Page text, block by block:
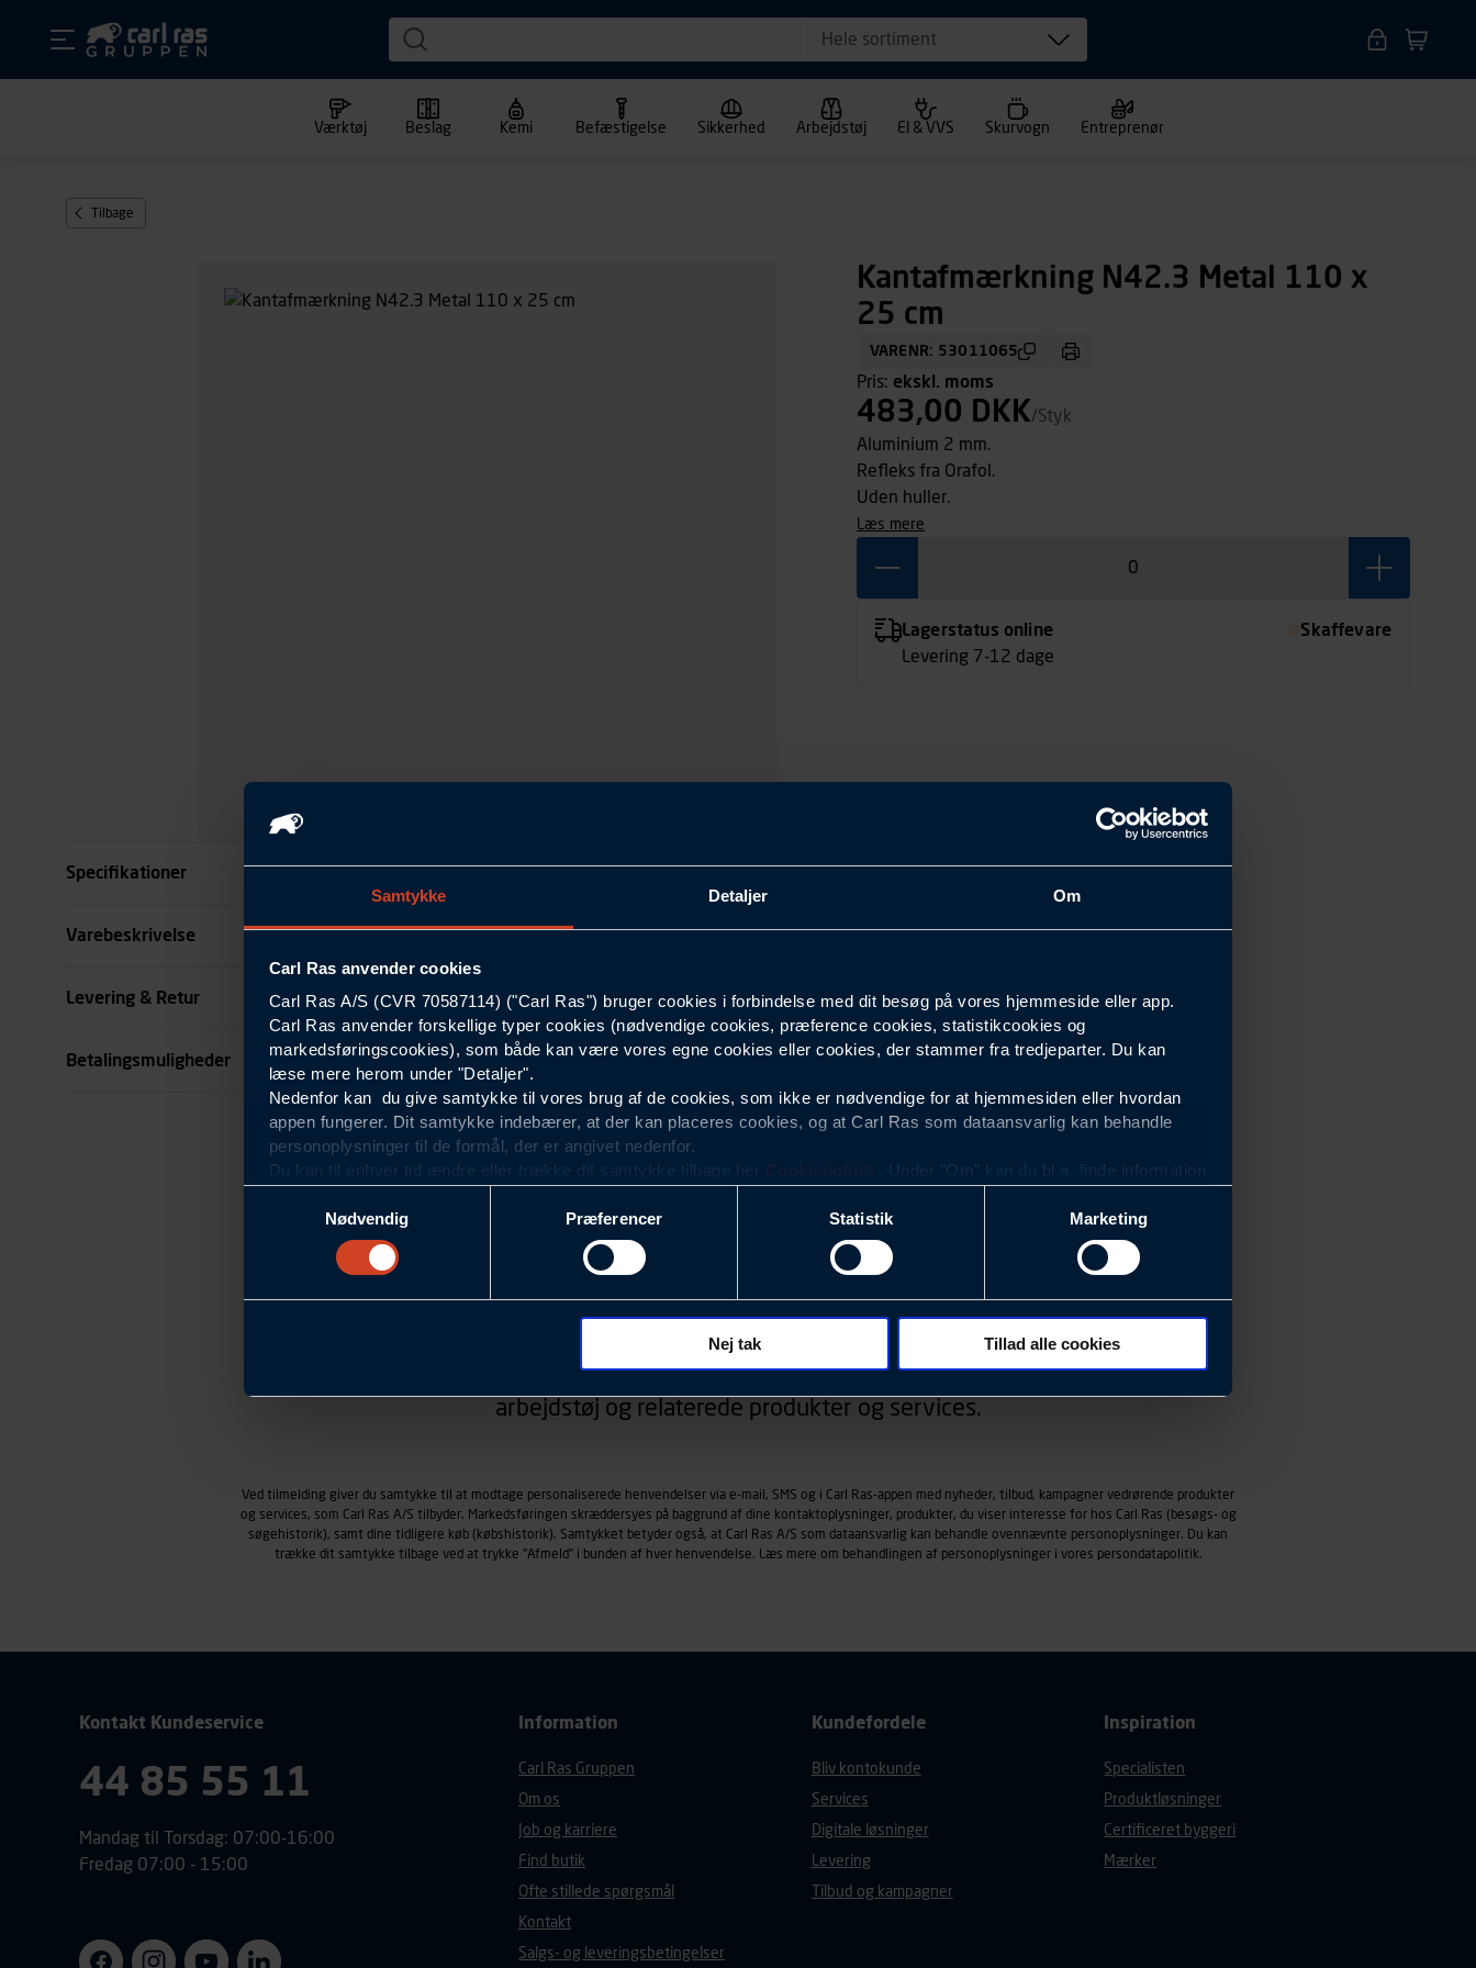
Samtykke Detaljer Om
Carl Ras anvender cookies
Carl Ras A/S (CVR 70587114) ("Carl Ras") bruger cookies i forbindelse med dit besøg på vores hjemmeside eller app.
Carl Ras anvender forskellige typer cookies (nødvendige cookies, præference cookies, statistikcookies og
markedsføringscookies), som både kan være vores egne cookies eller cookies, der stammer fra tredjeparter. Du kan
læse mere herom under "Detaljer".
Nedenfor kan du give samtykke til vores brug af de cookies, som ikke er nødvendige for at hjemmesiden eller hvordan
appen fungerer. Dit samtykke indebærer, at der kan placeres cookies, og at Carl Ras som dataansvarlig kan behandle
personoplysninger til de formål, der er angivet nedenfor.
Du kan til enhver tid ændre eller trække dit samtykke tilbage her
. Under "Om" kan du bl.a. finde information
Statistikcookies
Carl Ras anvender statistikcookies med det formål at optimere design, brugervenlighed og effektiviteten af vores
hjemmeside og apps, herunder analyser af, hvilke oplysninger der er mest populære, og som derfor skal være nemme at
færden på siderne, tidspunkt, hvad der klikkes på, sider/indhold der besøges, browsertype, søgeord, IP-adresse,
informationer om enhedstype (computer, smartphone mv.) samt de features, der anvendes.
hjemmesiden ser ud eller opfører sig på. Til dette formål behandles der personoplysninger om dit foretrukne sprog, og den
henblik på markedsføring, herunder vise annoncer, der er relevante (profilering). Til dette formål behandles der
personoplysninger om brugen af vores platforme (hjemmeside og app), herunder færden på siderne, tidspunkt, hvad der
klikkes på, sider/indhold der besøges, browsertype, søgeord, IP-adresse, informationer om enhedstype (computer,
Nødvendig
Præferencer Statistik Marketing
Nej tak Tillad alle cookies
Hele sortiment
Værktøj Beslag Kemi Befæstigelse Sikkerhed Arbejdstøj El & VVS Skurvogn Entreprenør
Tilbage
Specifikationer
Type N42.3
se all specifikationer
Varebeskrivelse
Levering & Retur
Betalingsmuligheder
Kantafmærkning N42.3 Metal 110 x
25 cm
VARENR: 53011065
Pris: ekskl. moms
483,00 DKK/Styk
Aluminium 2 mm.
Refleks fra Orafol.
Uden huller.
læs mere
Lagerstatus online
Levering 7-12 dage
Skaffevare
Nyhedsbrev
Modtag nyheder, tilbud, konkurrencer, information om events, der vedrører værktøj, beslag,
arbejdstøj og relaterede produkter og services.
Ved tilmelding giver du samtykke til at modtage personaliserede henvendelser via e-mail, SMS og i Carl Ras-appen med nyheder, tilbud, kampagner vedrørende produkter
og services, som Carl Ras A/S tilbyder. Markedsføringen skræddersyes på baggrund af dine kontaktoplysninger, produkter, du viser interesse for hos Carl Ras (besøgs- og
søgehistorik), samt dine tidligere køb (købshistorik). Samtykket betyder også, at Carl Ras A/S som dataansvarlig kan behandle ovennævnte personoplysninger. Du kan
trække dit samtykke tilbage ved at trykke "Afmeld" i bunden af hver henvendelse. Læs mere om behandlingen af personoplysninger i vores persondatapolitik.
Kontakt Kundeservice
44 85 55 11
Mandag til Torsdag: 07:00-16:00
Fredag 07:00 - 15:00
Information
Carl Ras Gruppen
Om os
Job og karriere
Find butik
Ofte stillede spørgsmål
Kontakt
Salgs- og leveringsbetingelser
Kundefordele
Bliv kontokunde
Services
Digitale løsninger
Levering
Tilbud og kampagner
Inspiration
Specialisten
Produktløsninger
Certificeret byggeri
Mærker